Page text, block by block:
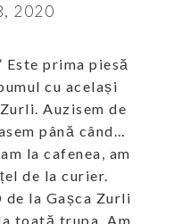
2020
Este prima piesă
cu același
Auzisem de
până când…
la cafenea, am
de la curier.
de la Gașca Zurli
toată trupa. Am